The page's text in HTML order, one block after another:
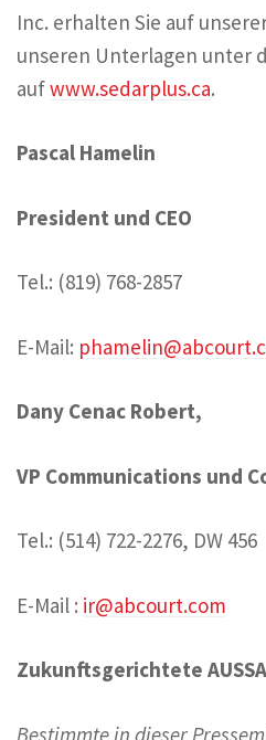
Inc. erhalten Sie auf
unseren Unterlagen unter
aufwww.sedarplus.ca.
Pascal Hamelin
President und CEO
Tel.: (819) 768-2857
E-Mail:
Dany Cenac Robert,
VP Communications und
Tel.: (514) 722-2276, DW 456
E-Mail : ir@abcourt.com
Zukunftsgerichtete
Bestimmte in dieser